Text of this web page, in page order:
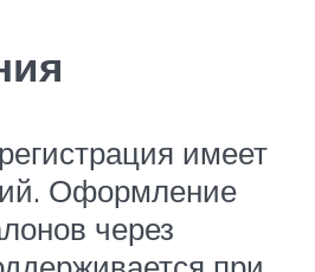
имеет
Оформление
через